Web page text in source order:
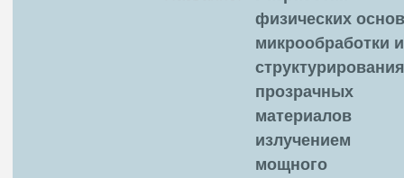
физических основ
микрообработки и
структурирования
прозрачных
материалов
излучением
мощного